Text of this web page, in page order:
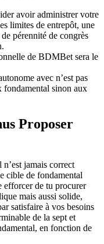
avoir administrer votre
limites de entrepôt, une
pérennité de congrès
de BDMBet sera le
avec n’est pas
fondamental sinon aux
Proposer
jamais correct
cible de fondamental
efforcer de tu procurer
mais aussi solide,
satisfaire à vos besoins
de la sept et
en fonction de